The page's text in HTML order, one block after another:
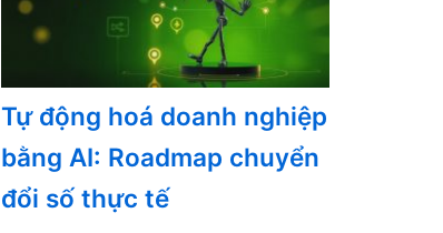
Tự động hoá doanh nghiệp
bằng AI: Roadmap chuyển
đổi số thực tế